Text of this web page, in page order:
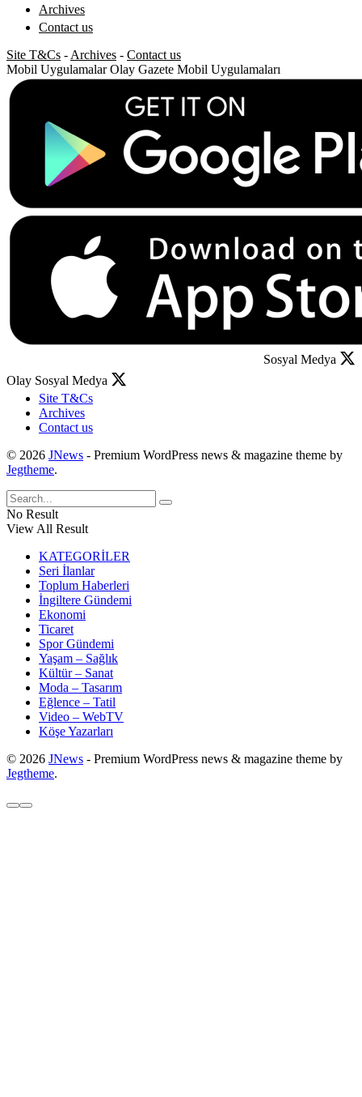
Archives
Contact us
Site T&Cs - Archives - Contact us
Mobil Uygulamalar Olay Gazete Mobil Uygulamaları
Sosyal Medya
Olay Sosyal Medya
Site T&Cs
Archives
Contact us
© 2026 JNews - Premium WordPress news & magazine theme by
Jegtheme.
No Result
View All Result
KATEGORİLER
Seri İlanlar
Toplum Haberleri
İngiltere Gündemi
Ekonomi
Ticaret
Spor Gündemi
Yaşam – Sağlık
Kültür – Sanat
Moda – Tasarım
Eğlence – Tatil
Video – WebTV
Köşe Yazarları
© 2026 JNews - Premium WordPress news & magazine theme by
Jegtheme.